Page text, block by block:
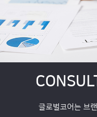
글로벌코어는 브